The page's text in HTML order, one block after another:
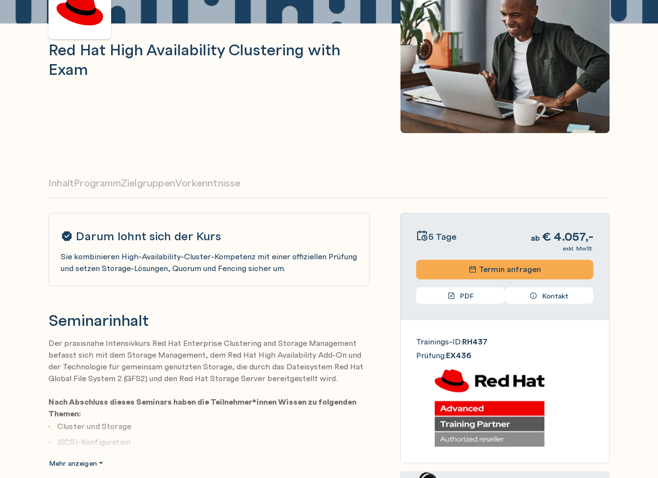
Red Hat High Availability Clustering with
Exam
InhaltProgrammZielgruppenVorkenntnisse
Darum lohnt sich der Kurs
Sie kombinieren High-Availability-Cluster-Kompetenz mit einer offiziellen Prüfung
und setzen Storage-Lösungen, Quorum und Fencing sicher um.
Seminarinhalt
Der praxisnahe Intensivkurs Red Hat Enterprise Clustering and Storage Management
befasst sich mit dem Storage Management, dem Red Hat High Availability Add-On und
der Technologie für gemeinsam genutzten Storage, die durch das Dateisystem Red Hat
Global File System 2 (GFS2) und den Red Hat Storage Server bereitgestellt wird.
Nach Abschluss dieses Seminars haben die Teilnehmer*innen Wissen zu folgenden
Themen:
Cluster und Storage
iSCSI-Konfiguration
Mehr anzeigen
5 Tage ab € 4.057,-
exkl. MwSt.
Termin anfragen
PDF Kontakt
Trainings-ID:RH437
Prüfung:EX436